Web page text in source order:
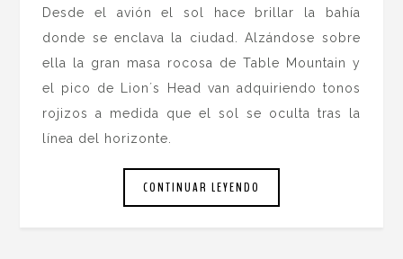
Desde el avión el sol hace brillar la bahía
donde se enclava la ciudad. Alzándose sobre
ella la gran masa rocosa de Table Mountain y
el pico de Lion´s Head van adquiriendo tonos
rojizos a medida que el sol se oculta tras la
línea del horizonte.
CONTINUAR LEYENDO